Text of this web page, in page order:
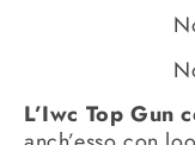
L’Iwc Top Gun